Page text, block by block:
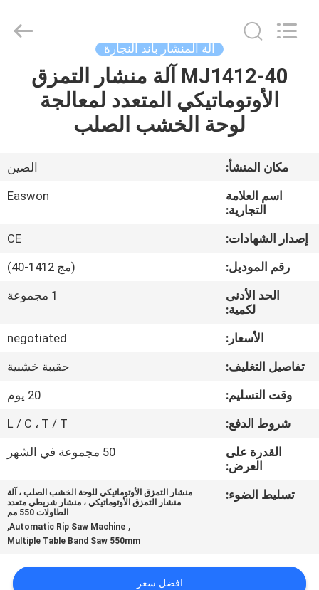
منزل،
معلومات
جولة
مراقبة
الجودة
اتصل
أخبار
اقتباس
آلة المنشار باند النجارة
MJ1412-40 آلة منشار التمزق
الأوتوماتيكي المتعدد لمعالجة
لوحة الخشب الصلب
مكان المنشأ:
الصين
اسم العلامة
التجارية:
Easwon
إصدار الشهادات:
CE
رقم الموديل:
(مج 1412-40)
الحد الأدنى
لكمية:
1 مجموعة
الأسعار:
negotiated
تفاصيل التغليف:
حقيبة خشبية
وقت التسليم:
20 يوم
شروط الدفع:
L / C ، T / T
القدرة على
العرض:
50 مجموعة في الشهر
تسليط الضوء:
منشار التمزق الأوتوماتيكي للوحة الخشب الصلب ، آلة
منشار التمزق الأوتوماتيكي ، منشار شريطي متعدد
الطاولات 550 مم
,
Automatic Rip Saw Machine
,
Multiple Table Band Saw 550mm
افضل سعر